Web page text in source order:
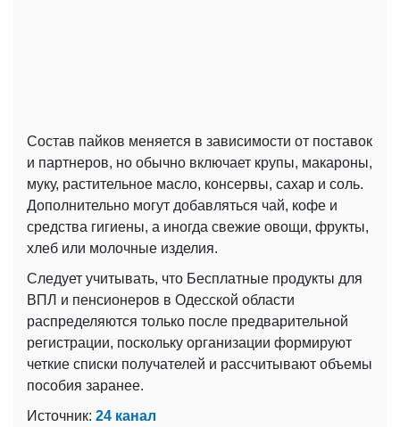
Состав пайков меняется в зависимости от поставок
и партнеров, но обычно включает крупы, макароны,
муку, растительное масло, консервы, сахар и соль.
Дополнительно могут добавляться чай, кофе и
средства гигиены, а иногда свежие овощи, фрукты,
хлеб или молочные изделия.
Следует учитывать, что Бесплатные продукты для
ВПЛ и пенсионеров в Одесской области
распределяются только после предварительной
регистрации, поскольку организации формируют
четкие списки получателей и рассчитывают объемы
пособия заранее.
Источник: 24 канал